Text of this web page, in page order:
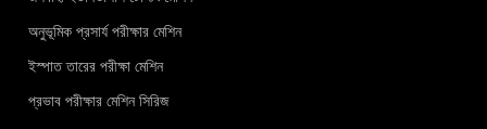
অনুভূমিক প্রসার্য পরীক্ষার মেশিন
ইস্পাত তারের পরীক্ষা মেশিন
প্রভাব পরীক্ষার মেশিন সিরিজ